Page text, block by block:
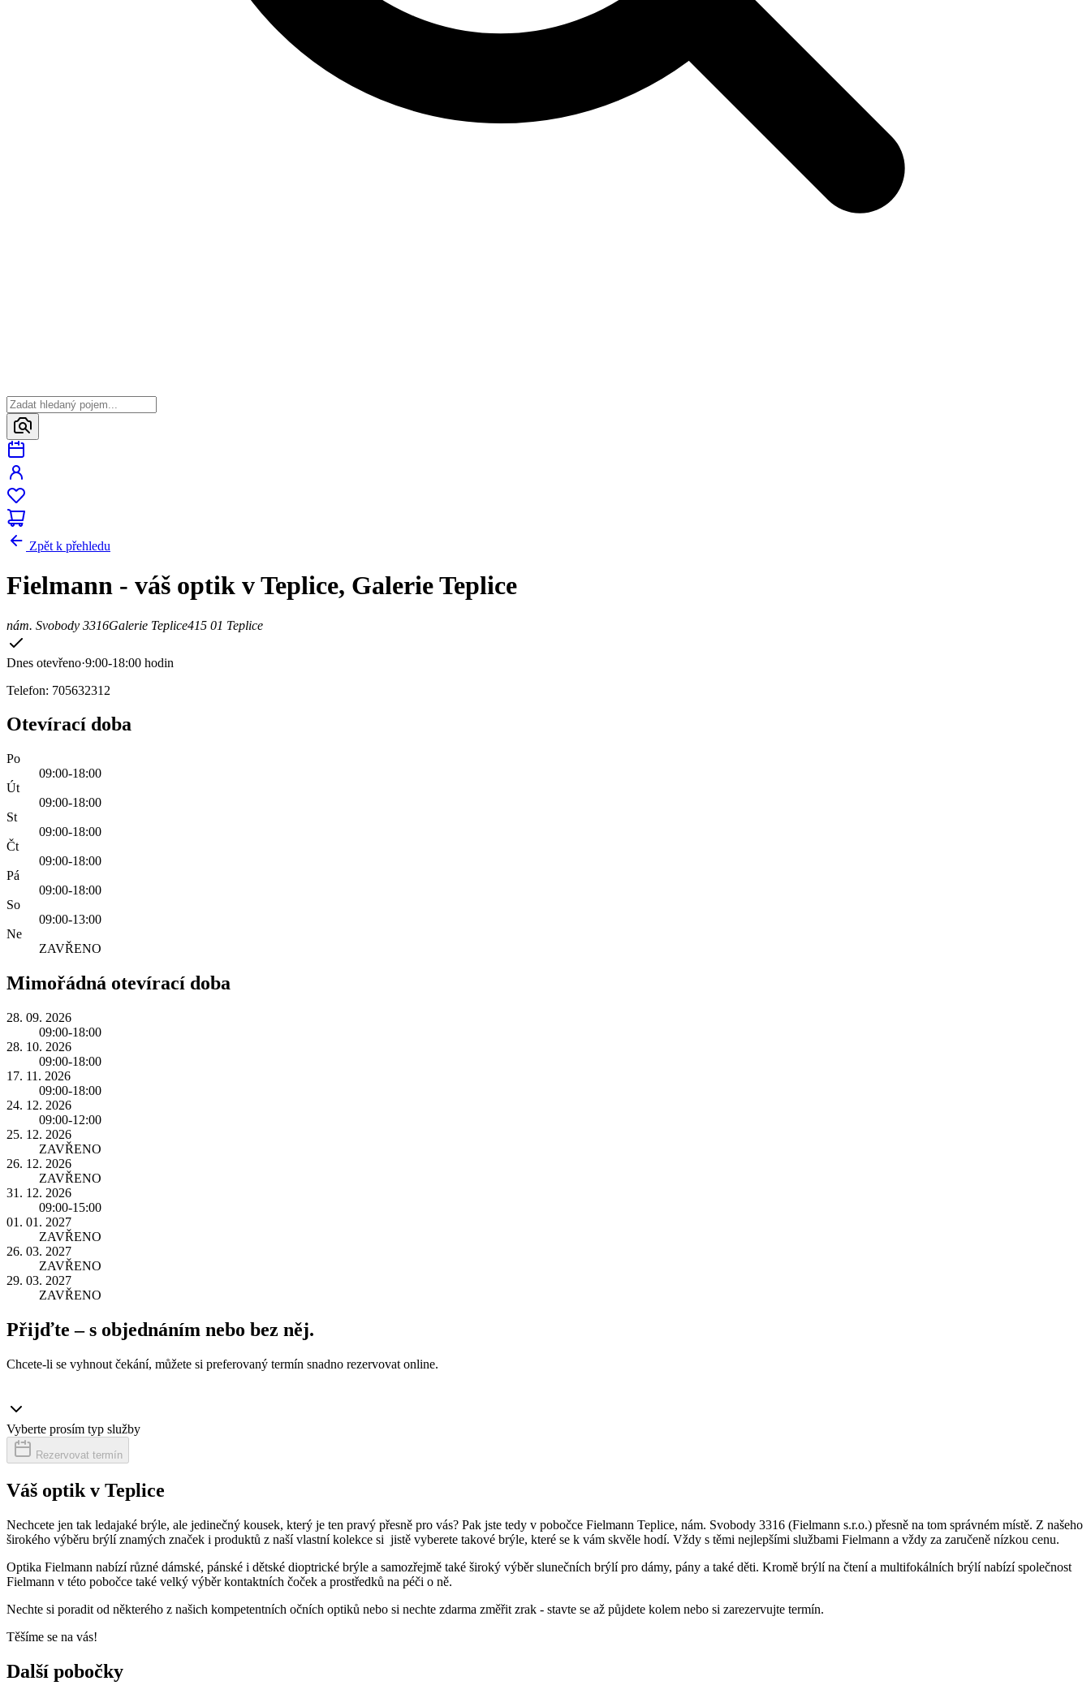
Zpět k přehledu
Fielmann - váš optik v Teplice, Galerie Teplice
nám. Svobody 3316Galerie Teplice415 01 Teplice
Dnes otevřeno·9:00-18:00 hodin
Telefon: 705632312
Otevírací doba
Po
09:00-18:00
Út
09:00-18:00
St
09:00-18:00
Čt
09:00-18:00
Pá
09:00-18:00
So
09:00-13:00
Ne
ZAVŘENO
Mimořádná otevírací doba
28. 09. 2026
09:00-18:00
28. 10. 2026
09:00-18:00
17. 11. 2026
09:00-18:00
24. 12. 2026
09:00-12:00
25. 12. 2026
ZAVŘENO
26. 12. 2026
ZAVŘENO
31. 12. 2026
09:00-15:00
01. 01. 2027
ZAVŘENO
26. 03. 2027
ZAVŘENO
29. 03. 2027
ZAVŘENO
Přijďte – s objednáním nebo bez něj.
Chcete-li se vyhnout čekání, můžete si preferovaný termín snadno rezervovat online.
Vyberte prosím typ služby
Rezervovat termín
Váš optik v Teplice
Nechcete jen tak ledajaké brýle, ale jedinečný kousek, který je ten pravý přesně pro vás? Pak jste tedy v pobočce Fielmann Teplice, nám. Svobody 3316 (Fielmann s.r.o.) přesně na tom správném místě. Z našeho
širokého výběru brýlí znamých značek i produktů z naší vlastní kolekce si jistě vyberete takové brýle, které se k vám skvěle hodí. Vždy s těmi nejlepšími službami Fielmann a vždy za zaručeně nízkou cenu.
Optika Fielmann nabízí různé dámské, pánské i dětské dioptrické brýle a samozřejmě také široký výběr slunečních brýlí pro dámy, pány a také děti. Kromě brýlí na čtení a multifokálních brýlí nabízí společnost
Fielmann v této pobočce také velký výběr kontaktních čoček a prostředků na péči o ně.
Nechte si poradit od některého z našich kompetentních očních optiků nebo si nechte zdarma změřit zrak - stavte se až půjdete kolem nebo si zarezervujte termín.
Těšíme se na vás!
Další pobočky